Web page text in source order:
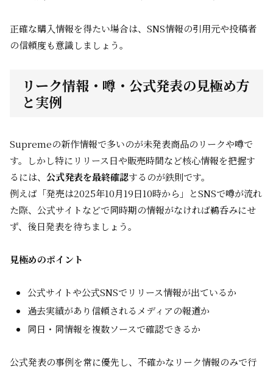
正確な購入情報を得たい場合は、SNS情報の引用元や投稿者
の信頼度も意識しましょう。
リーク情報・噂・公式発表の見極め方
と実例
Supremeの新作情報で多いのが未発表商品のリークや噂で
す。しかし特にリリース日や販売時間など核心情報を把握す
るには、 公式発表を最終確認するのが鉄則です。
例えば「発売は2025年10月19日10時から」とSNSで噂が流れ
た際、公式サイトなどで同時期の情報がなければ鵜呑みにせ
ず、後日発表を待ちましょう。
見極めのポイント
公式サイトや公式SNSでリリース情報が出ているか
過去実績があり信頼されるメディアの報道か
同日・同情報を複数ソースで確認できるか
公式発表の事例を常に優先し、不確かなリーク情報のみで行